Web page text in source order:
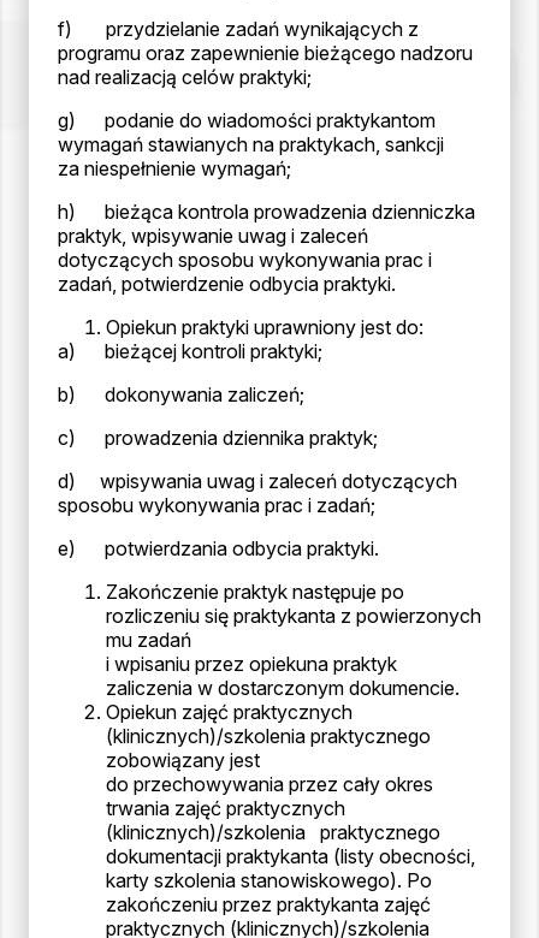
f) przydzielanie zadań wynikających z
programu oraz zapewnienie bieżącego nadzoru
nad realizacją celów praktyki;
g) podanie do wiadomości praktykantom
wymagań stawianych na praktykach, sankcji
za niespełnienie wymagań;
h) bieżąca kontrola prowadzenia dzienniczka
praktyk, wpisywanie uwag i zaleceń
dotyczących sposobu wykonywania prac i
zadań, potwierdzenie odbycia praktyki.
Opiekun praktyki uprawniony jest do:
a) bieżącej kontroli praktyki;
b) dokonywania zaliczeń;
c) prowadzenia dziennika praktyk;
d) wpisywania uwag i zaleceń dotyczących
sposobu wykonywania prac i zadań;
e) potwierdzania odbycia praktyki.
Zakończenie praktyk następuje po
rozliczeniu się praktykanta z powierzonych
mu zadań
i wpisaniu przez opiekuna praktyk
zaliczenia w dostarczonym dokumencie.
Opiekun zajęć praktycznych
(klinicznych)/szkolenia praktycznego
zobowiązany jest
do przechowywania przez cały okres
trwania zajęć praktycznych
(klinicznych)/szkolenia praktycznego
dokumentacji praktykanta (listy obecności,
karty szkolenia stanowiskowego). Po
zakończeniu przez praktykanta zajęć
praktycznych (klinicznych)/szkolenia